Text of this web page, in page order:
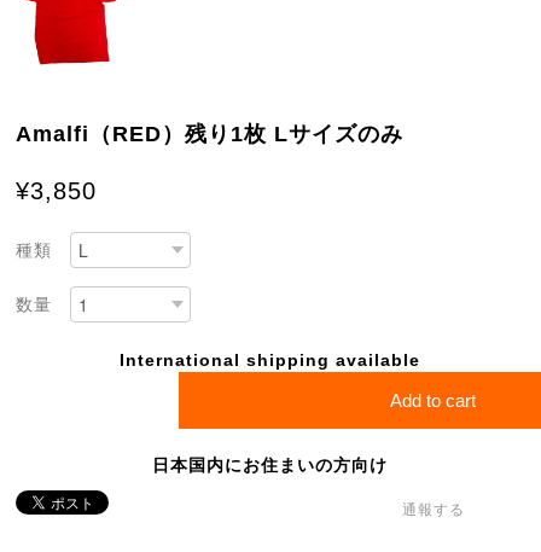
Amalfi（RED）残り1枚 Lサイズのみ
¥3,850
種類
数量
International shipping available
Add to cart
日本国内にお住まいの方向け
通報する